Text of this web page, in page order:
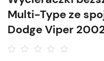
Multi-Type ze
Dodge Viper